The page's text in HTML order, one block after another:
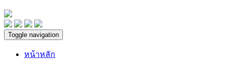
Toggle navigation
หน้าหลัก